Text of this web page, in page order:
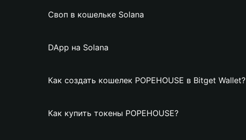
Своп в кошельке Solana
DApp на Solana
Как создать кошелек POPEHOUSE в Bitget Wallet?
Как купить токены POPEHOUSE?